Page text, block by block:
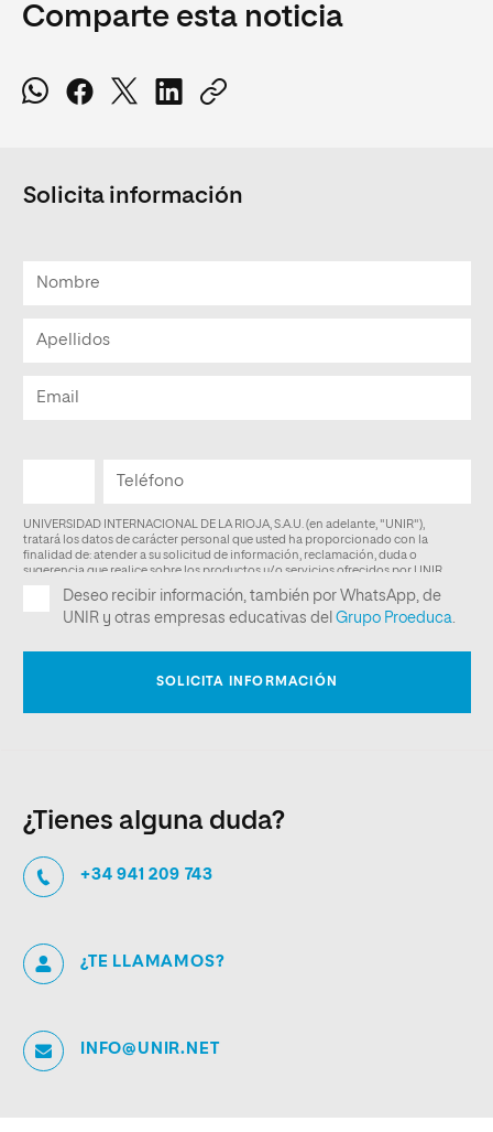
Comparte esta noticia
Solicita información
¿Tienes alguna duda?
+34 941 209 743
¿TE LLAMAMOS?
INFO@UNIR.NET